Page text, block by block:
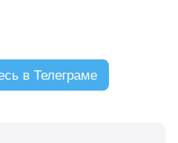
в Телеграме